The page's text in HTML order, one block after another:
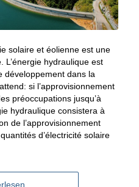
solaire et éolienne est une
L’énergie hydraulique est
développement dans la
si l’approvisionnement
préoccupations jusqu’à
hydraulique consistera à
de l’approvisionnement
d’électricité solaire